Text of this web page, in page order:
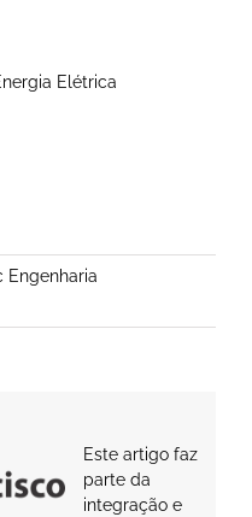
Elétrica
Engenharia
Este artigo faz
parte da
integração e